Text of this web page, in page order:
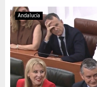
Andalucía